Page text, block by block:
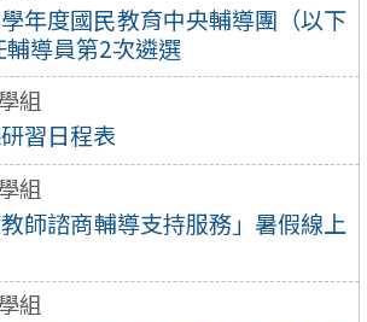
年度國民教育中央輔導團（以下
導員第2次遴選
組
習日程表
組
師諮商輔導支持服務」暑假線上
組